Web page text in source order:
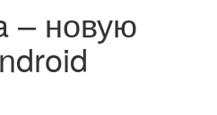
– новую